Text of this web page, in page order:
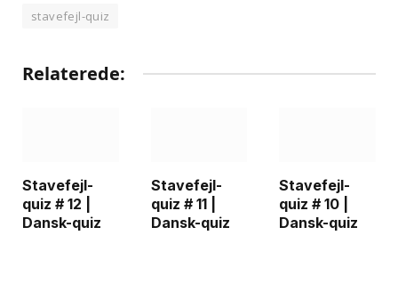
stavefejl-quiz
Relaterede:
Stavefejl-
quiz # 12 |
Dansk-quiz
Stavefejl-
quiz # 11 |
Dansk-quiz
Stavefejl-
quiz # 10 |
Dansk-quiz